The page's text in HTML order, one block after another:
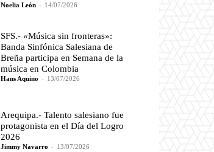
Noelia León - 14/07/2026
SFS.- «Música sin fronteras»:
Banda Sinfónica Salesiana de
Breña participa en Semana de la
música en Colombia
Hans Aquino - 13/07/2026
Arequipa.- Talento salesiano fue
protagonista en el Día del Logro
2026
Jimmy Navarro - 13/07/2026